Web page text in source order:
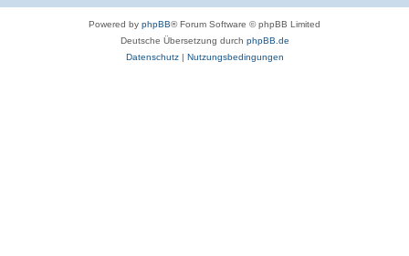
Powered by phpBB® Forum Software © phpBB Limited
Deutsche Übersetzung durch phpBB.de
Datenschutz| Nutzungsbedingungen